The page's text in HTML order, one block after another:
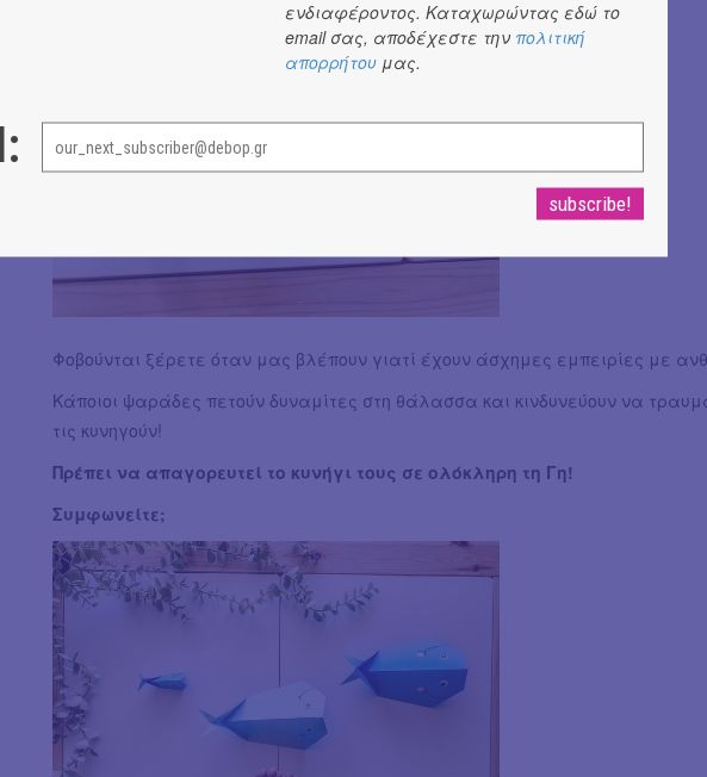
Φοβούνται ξέρετε όταν μας βλέπουν γιατί έχουν άσχημες εμπειρίες με
Κάποιοι ψαράδες πετούν δυναμίτες στη θάλασσα και κινδυνεύουν να
τις κυνηγούν!
Πρέπει να απαγορευτεί το κυνήγι τους σε ολόκληρη τη Γη!
Συμφωνείτε;
ενδιαφέροντος. Καταχωρώντας εδώ το
email σας, αποδέχεστε την πολιτική
απορρήτου μας.